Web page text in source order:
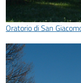
Oratorio di San